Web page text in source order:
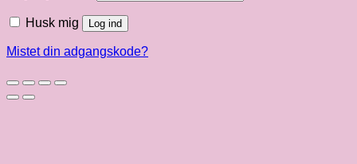
Husk mig Log ind
Mistet din adgangskode?